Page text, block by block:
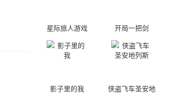
星际旅人游戏 开局一把剑
影子里的我
侠盗飞车圣安地